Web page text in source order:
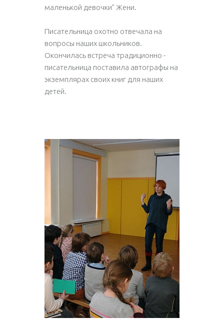
маленькой девочки” Жени.
Писательница охотно отвечала на
вопросы наших школьников.
Окончилась встреча традиционно -
писательница поставила автографы на
экземплярах своих книг для наших
детей.